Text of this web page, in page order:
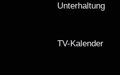
Unterhaltung
TV-Kalender